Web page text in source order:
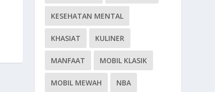
KESEHATAN MENTAL
KHASIAT KULINER
MANFAAT MOBIL KLASIK
MOBIL MEWAH NBA